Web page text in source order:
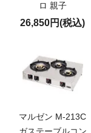
ロ 親子
26,850円(税込)
マルゼン M-213C